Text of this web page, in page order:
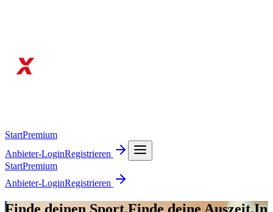
StartPremium
Anbieter-LoginRegistrieren
StartPremium
Anbieter-LoginRegistrieren